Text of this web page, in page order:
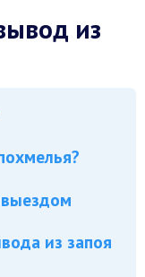
из
из запоя